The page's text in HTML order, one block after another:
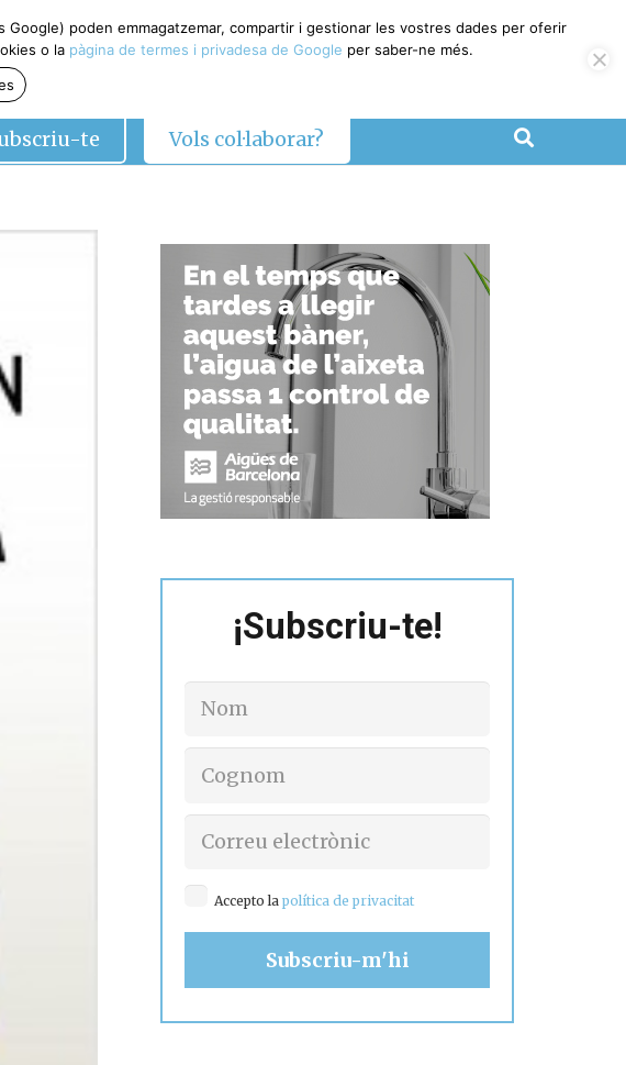
te Vols col·laborar?
¡Subscriu-te!
Accepto lapolítica de privacitat
poden emmagatzemar, compartir i gestionar les vostres dades per oferir
o la pàgina de termes i privadesa de Google per saber-ne més.